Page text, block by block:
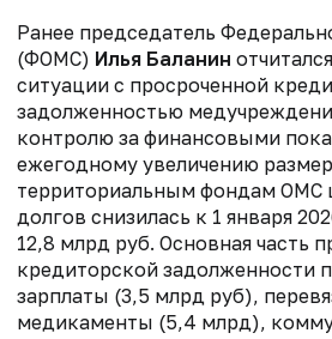
Ранее председатель
(ФОМС) Илья Баланин
ситуации с просроченной
задолженностью
контролю за финансовыми
ежегодному увеличению
территориальным фондам ОМС
долгов снизилась к 1 января
12,8 млрд руб. Основная часть
кредиторской задолженности
зарплаты (3,5 млрд руб),
медикаменты (5,4 млрд),